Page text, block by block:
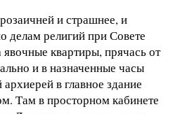
и страшнее, и
делам религий при Совете
квартиры, прячась от
и в назначенные часы
в главное здание
Там в просторном кабинете